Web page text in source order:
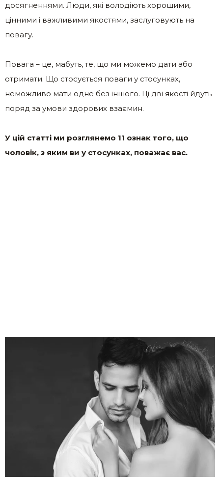
досягненнями. Люди, які володіють хорошими,
цінними і важливими якостями, заслуговують на
повагу.
Повага – це, мабуть, те, що ми можемо дати або
отримати. Що стосується поваги у стосунках,
неможливо мати одне без іншого. Ці дві якості йдуть
поряд за умови здорових взаємин.
У цій статті ми розглянемо 11 ознак того, що
чоловік, з яким ви у стосунках, поважає вас.